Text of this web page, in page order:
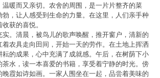
暖而又亲切。农舍的周围，是一片片整齐的菜
，让人感受到生命的力量。在这里，人们亲手种
获的喜悦。
。清晨，被鸟儿的歌声唤醒，推开窗户，清新的
农具走向田间，开始一天的劳作。在土地上挥洒
的成果，心中充满了成就感。午后，在树荫下小
水，读一本喜爱的书籍，享受着宁静的时光。傍
霞如诗如画。一家人围坐在一起，品尝着美味的